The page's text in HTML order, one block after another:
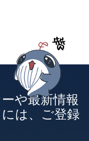
や最新情報
は、ご登録